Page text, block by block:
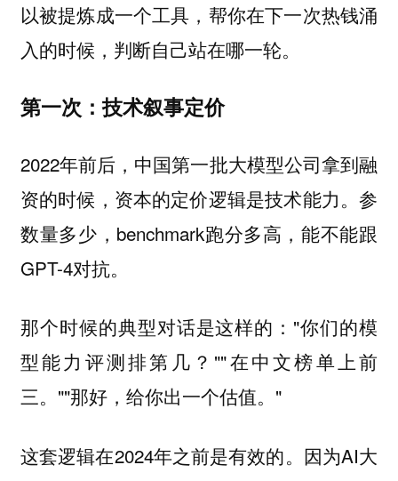
以被提炼成一个工具，帮你在下一次热钱涌
入的时候，判断自己站在哪一轮。
第一次：技术叙事定价
2022年前后，中国第一批大模型公司拿到融
资的时候，资本的定价逻辑是技术能力。参
数量多少，benchmark跑分多高，能不能跟
GPT-4对抗。
那个时候的典型对话是这样的："你们的模
型能力评测排第几？""在中文榜单上前
三。""那好，给你出一个估值。"
这套逻辑在2024年之前是有效的。因为AI大